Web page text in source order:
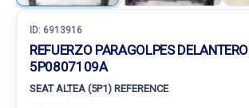
ID: 6913916
REFUERZO PARAGOLPES DELANTERO
5P0807109A
SEAT ALTEA (5P1) REFERENCE